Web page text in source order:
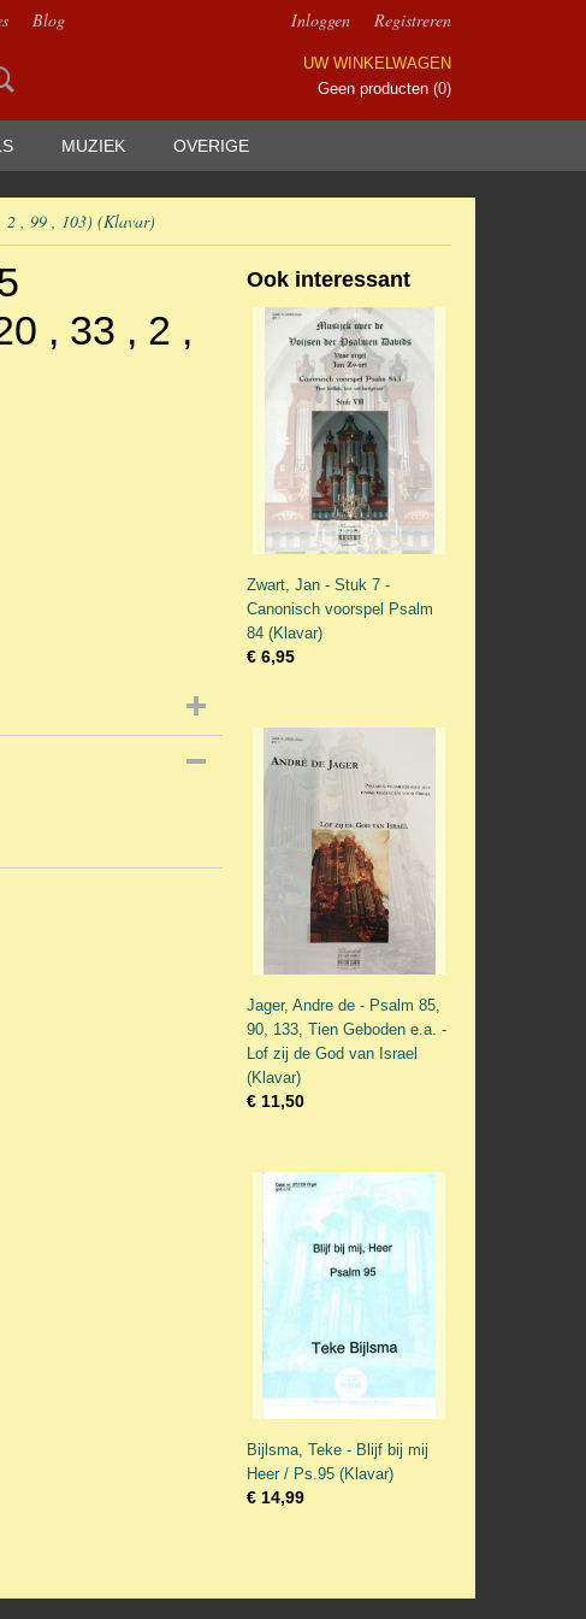
Blog Inloggen Registreren
UW WINKELWAGEN
Geen producten (0)
MUZIEK OVERIGE
2 , 99 , 103) (Klavar)
, 33 , 2 ,
Ook interessant
Zwart, Jan - Stuk 7 -
Canonisch voorspel Psalm
84 (Klavar)
€ 6,95
Jager, Andre de - Psalm 85,
90, 133, Tien Geboden e.a. -
Lof zij de God van Israel
(Klavar)
€ 11,50
Bijlsma, Teke - Blijf bij mij
Heer / Ps.95 (Klavar)
€ 14,99